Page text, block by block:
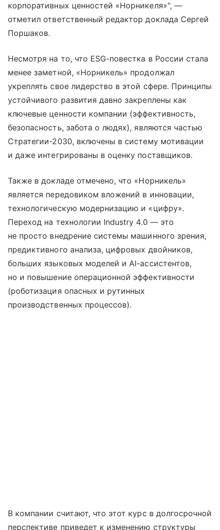
корпоративных ценностей «Норникеля»", —
отметил ответственный редактор доклада Сергей
Поршаков.
Несмотря на то, что ESG-повестка в России стала
менее заметной, «Норникель» продолжал
укреплять свое лидерство в этой сфере. Принципы
устойчивого развития давно закреплены как
ключевые ценности компании (эффективность,
безопасность, забота о людях), являются частью
Стратегии-2030, включены в систему мотивации
и даже интегрированы в оценку поставщиков.
Также в докладе отмечено, что «Норникель»
является передовиком вложений в инновации,
технологическую модернизацию и «цифру».
Переход на технологии Industry 4.0 — это
не просто внедрение системы машинного зрения,
предиктивного анализа, цифровых двойников,
больших языковых моделей и AI-ассистентов,
но и повышение операционной эффективности
(роботизация опасных и рутинных
производственных процессов).
В компании считают, что этот курс в долгосрочной
перспективе приведет к изменению структуры